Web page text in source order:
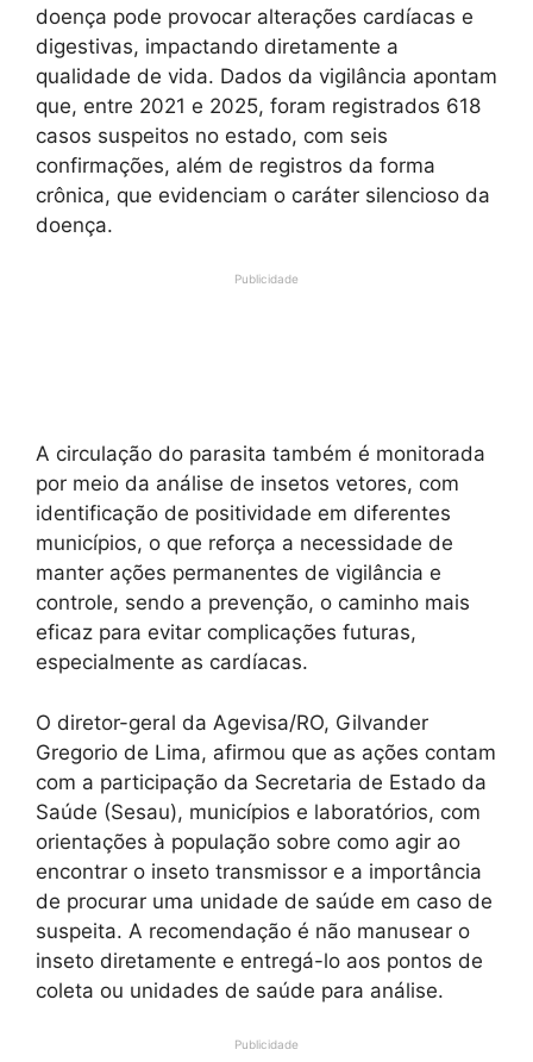
doença pode provocar alterações cardíacas e
digestivas, impactando diretamente a
qualidade de vida. Dados da vigilância apontam
que, entre 2021 e 2025, foram registrados 618
casos suspeitos no estado, com seis
confirmações, além de registros da forma
crônica, que evidenciam o caráter silencioso da
doença.
Publicidade
A circulação do parasita também é monitorada
por meio da análise de insetos vetores, com
identificação de positividade em diferentes
municípios, o que reforça a necessidade de
manter ações permanentes de vigilância e
controle, sendo a prevenção, o caminho mais
eficaz para evitar complicações futuras,
especialmente as cardíacas.
O diretor-geral da Agevisa/RO, Gilvander
Gregorio de Lima, afirmou que as ações contam
com a participação da Secretaria de Estado da
Saúde (Sesau), municípios e laboratórios, com
orientações à população sobre como agir ao
encontrar o inseto transmissor e a importância
de procurar uma unidade de saúde em caso de
suspeita. A recomendação é não manusear o
inseto diretamente e entregá-lo aos pontos de
coleta ou unidades de saúde para análise.
Publicidade